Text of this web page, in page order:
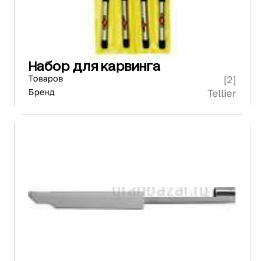
Набор для карвинга
Товаров [2]
Бренд Tellier